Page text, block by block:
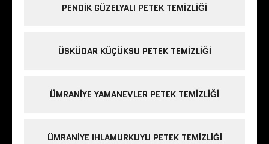
PENDIK GÜZELYALI PETEK TEMIZLIĞI
ÜSKÜDAR KÜÇÜKSU PETEK TEMIZLIĞI
ÜMRANIYE YAMANEVLER PETEK TEMIZLIĞI
ÜMRANIYE IHLAMURKUYU PETEK TEMIZLIĞI